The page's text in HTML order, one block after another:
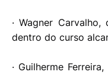
· Wagner
dentro do curso
· Guilherme